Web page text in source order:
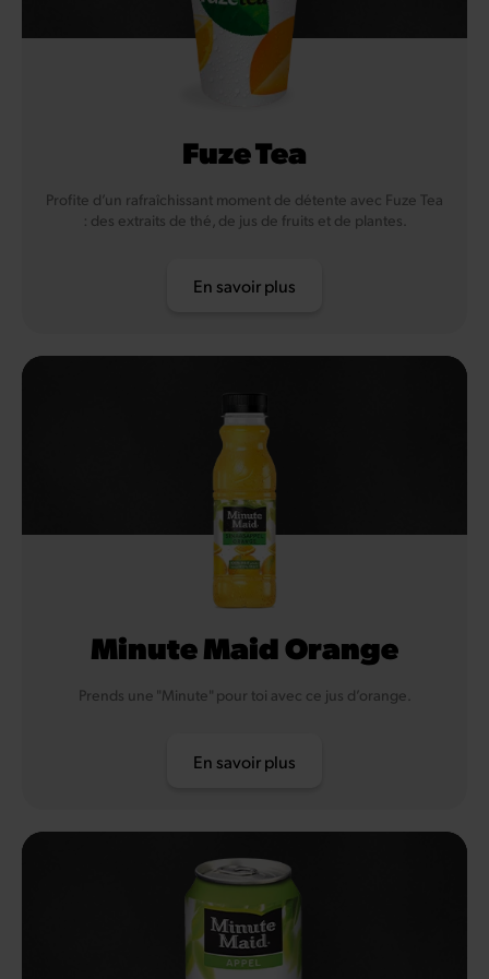
Fuze Tea
Profite d’un rafraîchissant moment de détente avec Fuze Tea
: des extraits de thé, de jus de fruits et de plantes.
En savoir plus
Minute Maid Orange
Prends une "Minute" pour toi avec ce jus d’orange.
En savoir plus